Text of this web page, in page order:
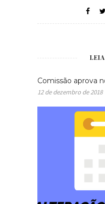
Comissão aprova
12 de dezembro de 2018